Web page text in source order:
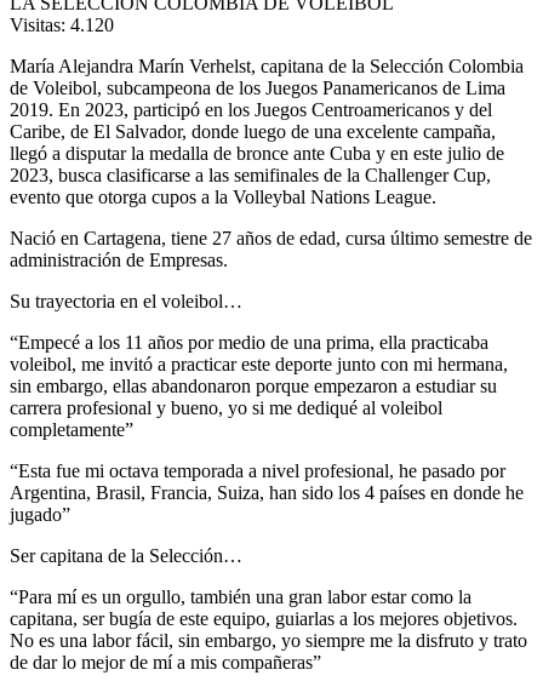
Visitas: 4.120
María Alejandra Marín Verhelst, capitana de la Selección Colombia
de Voleibol, subcampeona de los Juegos Panamericanos de Lima
2019. En 2023, participó en los Juegos Centroamericanos y del
Caribe, de El Salvador, donde luego de una excelente campaña,
llegó a disputar la medalla de bronce ante Cuba y en este julio de
2023, busca clasificarse a las semifinales de la Challenger Cup,
evento que otorga cupos a la Volleybal Nations League.
Nació en Cartagena, tiene 27 años de edad, cursa último semestre de
administración de Empresas.
Su trayectoria en el voleibol…
“Empecé a los 11 años por medio de una prima, ella practicaba
voleibol, me invitó a practicar este deporte junto con mi hermana,
sin embargo, ellas abandonaron porque empezaron a estudiar su
carrera profesional y bueno, yo si me dediqué al voleibol
completamente”
“Esta fue mi octava temporada a nivel profesional, he pasado por
Argentina, Brasil, Francia, Suiza, han sido los 4 países en donde he
jugado”
Ser capitana de la Selección…
“Para mí es un orgullo, también una gran labor estar como la
capitana, ser bugía de este equipo, guiarlas a los mejores objetivos.
No es una labor fácil, sin embargo, yo siempre me la disfruto y trato
de dar lo mejor de mí a mis compañeras”